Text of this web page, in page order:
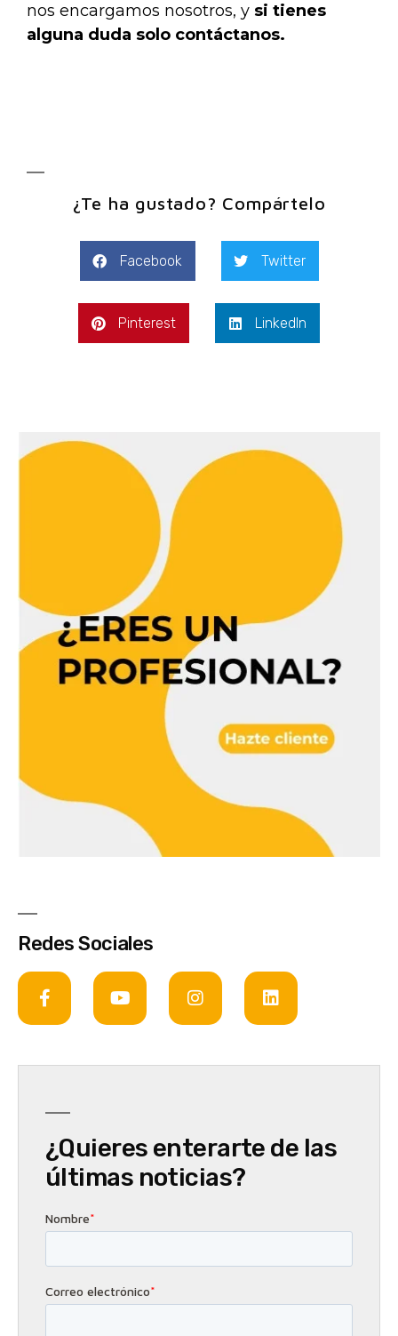
nos encargamos nosotros, y si tienes
alguna duda solo contáctanos.
¿Te ha gustado? Compártelo
Facebook Twitter
Pinterest LinkedIn
Redes Sociales
¿Quieres enterarte de las
últimas noticias?